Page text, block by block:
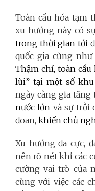
Toàn cầu hóa tạm
xu hướng này có
trong thời gian tới
quốc gia cũng
Thậm chí, toàn cầu
lùi” tại một số
ngày càng gia tăng
nước lớn và sự trỗi
đoan, khiến chủ
Xu hướng đa cực,
nên rõ nét khi các
cường vai trò của
cùng với việc các